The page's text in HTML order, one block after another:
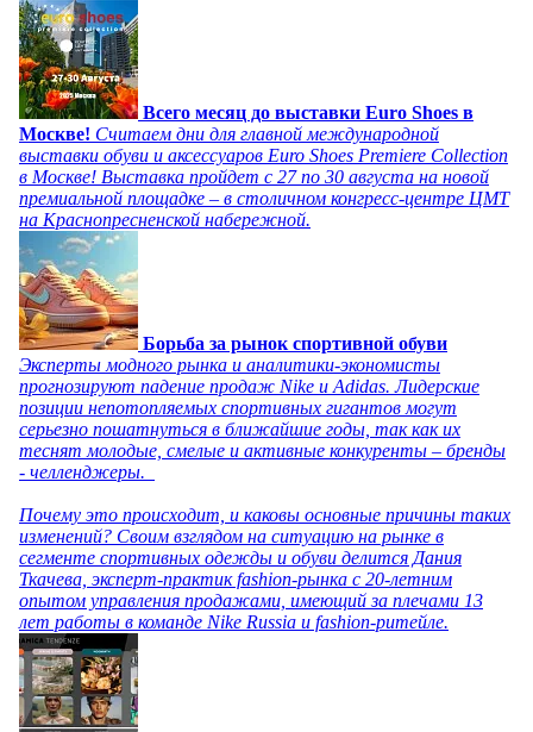
Всего месяц до выставки Euro Shoes в
Москве! Считаем дни для главной международной
выставки обуви и аксессуаров Euro Shoes Premiere Collection
в Москве! Выставка пройдет с 27 по 30 августа на новой
премиальной площадке – в столичном конгресс-центре ЦМТ
на Краснопресненской набережной.
Борьба за рынок спортивной обуви
Эксперты модного рынка и аналитики-экономисты
прогнозируют падение продаж Nike и Adidas. Лидерские
позиции непотопляемых спортивных гигантов могут
серьезно пошатнуться в ближайшие годы, так как их
теснят молодые, смелые и активные конкуренты – бренды
- челленджеры.
Почему это происходит, и каковы основные причины таких
изменений? Своим взглядом на ситуацию на рынке в
сегменте спортивных одежды и обуви делится Дания
Ткачева, эксперт-практик fashion-рынка с 20-летним
опытом управления продажами, имеющий за плечами 13
лет работы в команде Nike Russia и fashion-ритейле.